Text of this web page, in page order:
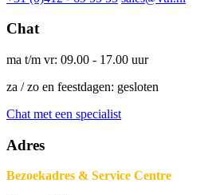
Chat
ma t/m vr: 09.00 - 17.00 uur
za / zo en feestdagen: gesloten
Chat met een specialist
Adres
Bezoekadres & Service Centre